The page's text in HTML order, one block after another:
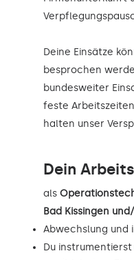
Deine Einsätze
besprochen
bundesweiter
feste
halten unser
Dein
als
Bad Kissingen
Abwechslung und
Du